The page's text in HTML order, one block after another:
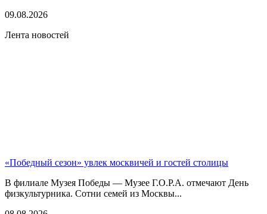
09.08.2026
Лента новостей
«Победный сезон» увлек москвичей и гостей столицы
В филиале Музея Победы — Музее Г.О.Р.А. отмечают День
физкультурника. Сотни семей из Москвы...